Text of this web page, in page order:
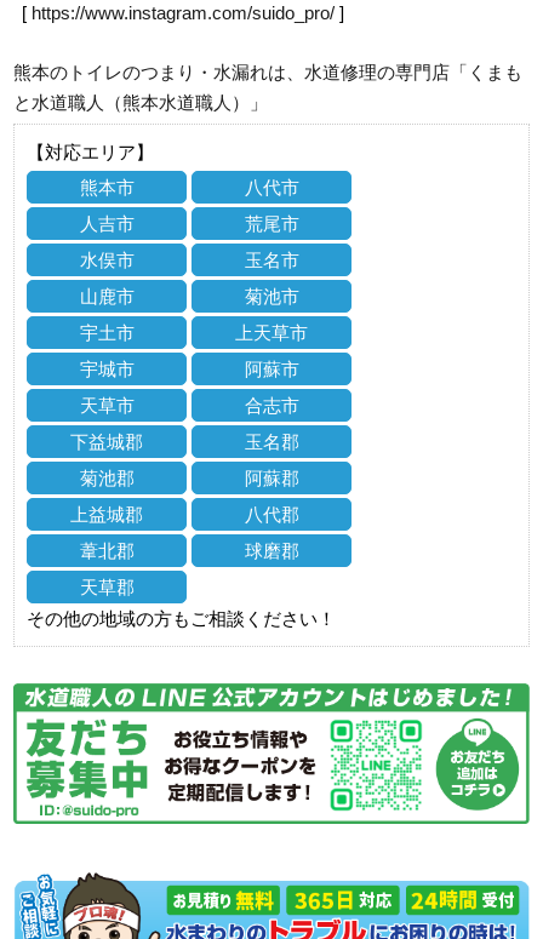
[ https://www.instagram.com/suido_pro/ ]
熊本のトイレのつまり・水漏れは、水道修理の専門店「くまも
と水道職人（熊本水道職人）」
【対応エリア】
熊本市
八代市
人吉市
荒尾市
水俣市
玉名市
山鹿市
菊池市
宇土市
上天草市
宇城市
阿蘇市
天草市
合志市
下益城郡
玉名郡
菊池郡
阿蘇郡
上益城郡
八代郡
葦北郡
球磨郡
天草郡
その他の地域の方もご相談ください！